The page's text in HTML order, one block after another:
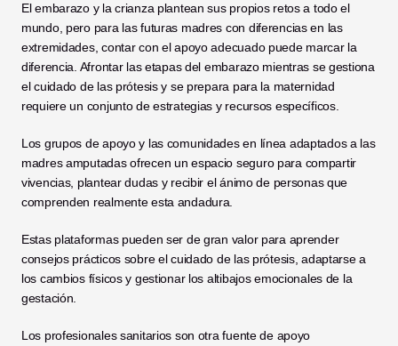
El embarazo y la crianza plantean sus propios retos a todo el
mundo, pero para las futuras madres con diferencias en las
extremidades, contar con el apoyo adecuado puede marcar la
diferencia. Afrontar las etapas del embarazo mientras se gestiona
el cuidado de las prótesis y se prepara para la maternidad
requiere un conjunto de estrategias y recursos específicos.
Los grupos de apoyo y las comunidades en línea adaptados a las
madres amputadas ofrecen un espacio seguro para compartir
vivencias, plantear dudas y recibir el ánimo de personas que
comprenden realmente esta andadura.
Estas plataformas pueden ser de gran valor para aprender
consejos prácticos sobre el cuidado de las prótesis, adaptarse a
los cambios físicos y gestionar los altibajos emocionales de la
gestación.
Los profesionales sanitarios son otra fuente de apoyo